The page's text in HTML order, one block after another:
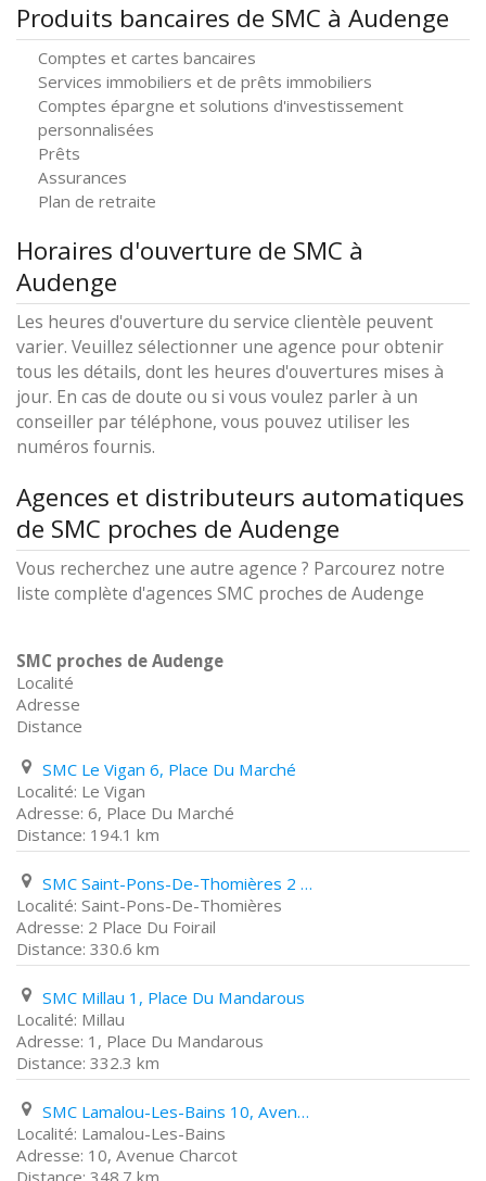
Produits bancaires de SMC à Audenge
Comptes et cartes bancaires
Services immobiliers et de prêts immobiliers
Comptes épargne et solutions d'investissement
personnalisées
Prêts
Assurances
Plan de retraite
Horaires d'ouverture de SMC à
Audenge
Les heures d'ouverture du service clientèle peuvent
varier. Veuillez sélectionner une agence pour obtenir
tous les détails, dont les heures d'ouvertures mises à
jour. En cas de doute ou si vous voulez parler à un
conseiller par téléphone, vous pouvez utiliser les
numéros fournis.
Agences et distributeurs automatiques
de SMC proches de Audenge
Vous recherchez une autre agence ? Parcourez notre
liste complète d'agences SMC proches de Audenge
SMC proches de Audenge
Localité
Adresse
Distance
SMC Le Vigan 6, Place Du Marché
Le Vigan
6, Place Du Marché
194.1 km
SMC Saint-Pons-De-Thomières 2 Place Du Foirail
Saint-Pons-De-Thomières
2 Place Du Foirail
330.6 km
SMC Millau 1, Place Du Mandarous
Millau
1, Place Du Mandarous
332.3 km
SMC Lamalou-Les-Bains 10, Avenue Charcot
Lamalou-Les-Bains
10, Avenue Charcot
348.7 km